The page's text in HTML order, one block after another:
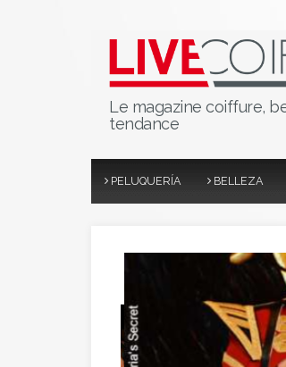
Le magazine coiffure,
tendance
PELUQUERÍA BELLEZA